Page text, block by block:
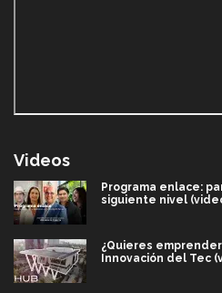
Videos
Programa enlace:
siguiente nivel
¿Quieres
Innovación del Tec